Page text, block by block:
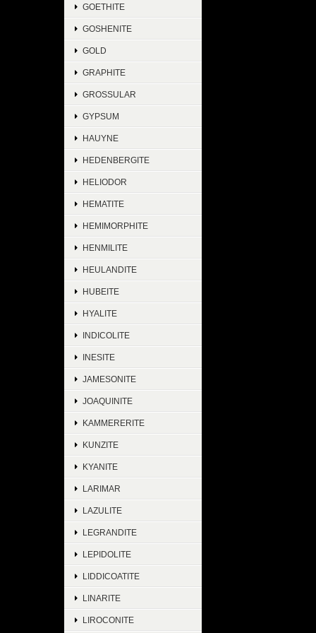
GOETHITE
GOSHENITE
GOLD
GRAPHITE
GROSSULAR
GYPSUM
HAUYNE
HEDENBERGITE
HELIODOR
HEMATITE
HEMIMORPHITE
HENMILITE
HEULANDITE
HUBEITE
HYALITE
INDICOLITE
INESITE
JAMESONITE
JOAQUINITE
KAMMERERITE
KUNZITE
KYANITE
LARIMAR
LAZULITE
LEGRANDITE
LEPIDOLITE
LIDDICOATITE
LINARITE
LIROCONITE